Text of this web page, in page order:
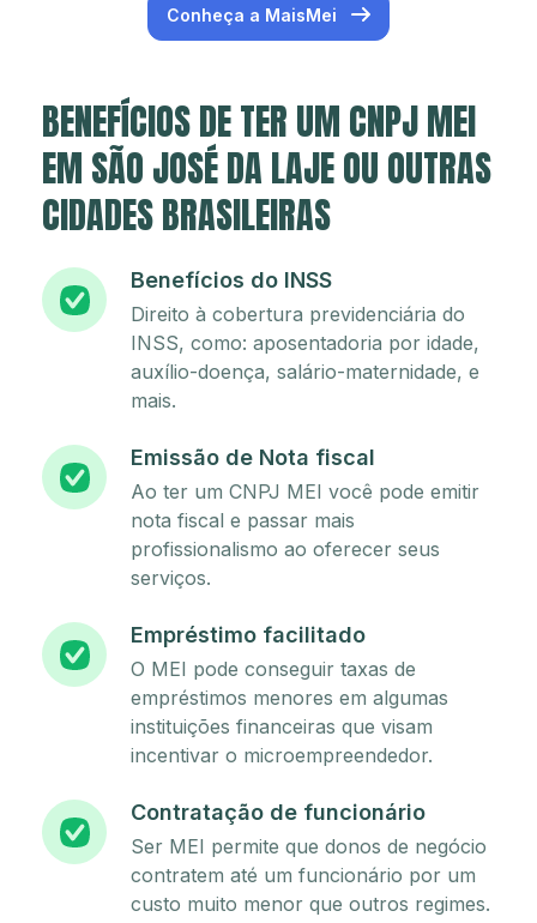
Conheça a MaisMei
BENEFÍCIOS DE TER UM CNPJ MEI
EM SÃO JOSÉ DA LAJE OU OUTRAS
CIDADES BRASILEIRAS
Benefícios do INSS
Direito à cobertura previdenciária do
INSS, como: aposentadoria por idade,
auxílio-doença, salário-maternidade, e
mais.
Emissão de Nota fiscal
Ao ter um CNPJ MEI você pode emitir
nota fiscal e passar mais
profissionalismo ao oferecer seus
serviços.
Empréstimo facilitado
O MEI pode conseguir taxas de
empréstimos menores em algumas
instituições financeiras que visam
incentivar o microempreendedor.
Contratação de funcionário
Ser MEI permite que donos de negócio
contratem até um funcionário por um
custo muito menor que outros regimes.